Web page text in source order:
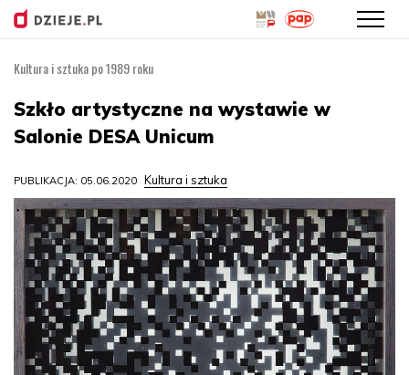
treści
Kultura i sztuka po 1989 roku
Szkło artystyczne na wystawie w
Salonie DESA Unicum
PUBLIKACJA: 05.06.2020 Kultura i sztuka